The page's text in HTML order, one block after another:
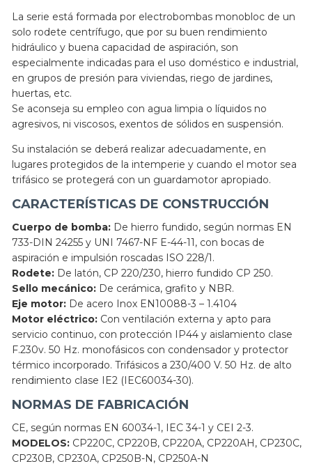
La serie está formada por electrobombas monobloc de un
solo rodete centrífugo, que por su buen rendimiento
hidráulico y buena capacidad de aspiración, son
especialmente indicadas para el uso doméstico e industrial,
en grupos de presión para viviendas, riego de jardines,
huertas, etc.
Se aconseja su empleo con agua limpia o líquidos no
agresivos, ni viscosos, exentos de sólidos en suspensión.
Su instalación se deberá realizar adecuadamente, en
lugares protegidos de la intemperie y cuando el motor sea
trifásico se protegerá con un guardamotor apropiado.
CARACTERÍSTICAS DE CONSTRUCCIÓN
Cuerpo de bomba: De hierro fundido, según normas EN
733-DIN 24255 y UNI 7467-NF E-44-11, con bocas de
aspiración e impulsión roscadas ISO 228/1.
Rodete: De latón, CP 220/230, hierro fundido CP 250.
Sello mecánico: De cerámica, grafito y NBR.
Eje motor: De acero Inox EN10088-3 – 1.4104
Motor eléctrico: Con ventilación externa y apto para
servicio continuo, con protección IP44 y aislamiento clase
F.230v. 50 Hz. monofásicos con condensador y protector
térmico incorporado. Trifásicos a 230/400 V. 50 Hz. de alto
rendimiento clase IE2 (IEC60034-30).
NORMAS DE FABRICACIÓN
CE, según normas EN 60034-1, IEC 34-1 y CEI 2-3.
MODELOS: CP220C, CP220B, CP220A, CP220AH, CP230C,
CP230B, CP230A, CP250B-N, CP250A-N